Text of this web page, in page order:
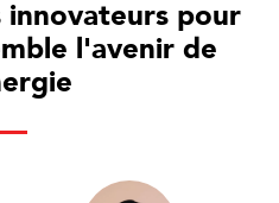
pour
l'avenir de